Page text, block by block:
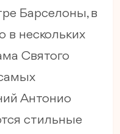
Барселоны, в
в нескольких
Святого
Антонио
стильные